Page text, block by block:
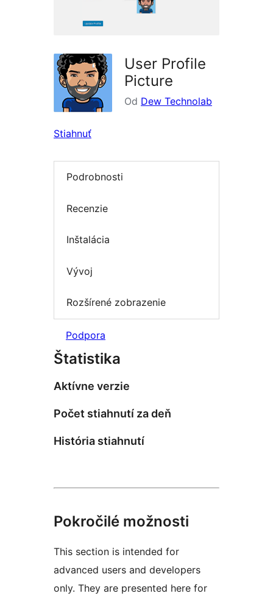
User Profile
Picture
Od Dew Technolab
Stiahnuť
Podrobnosti
Recenzie
Inštalácia
Vývoj
Rozšírené zobrazenie
Podpora
Štatistika
Aktívne verzie
Počet stiahnutí za deň
História stiahnutí
Pokročilé možnosti
This section is intended for
advanced users and developers
only. They are presented here for